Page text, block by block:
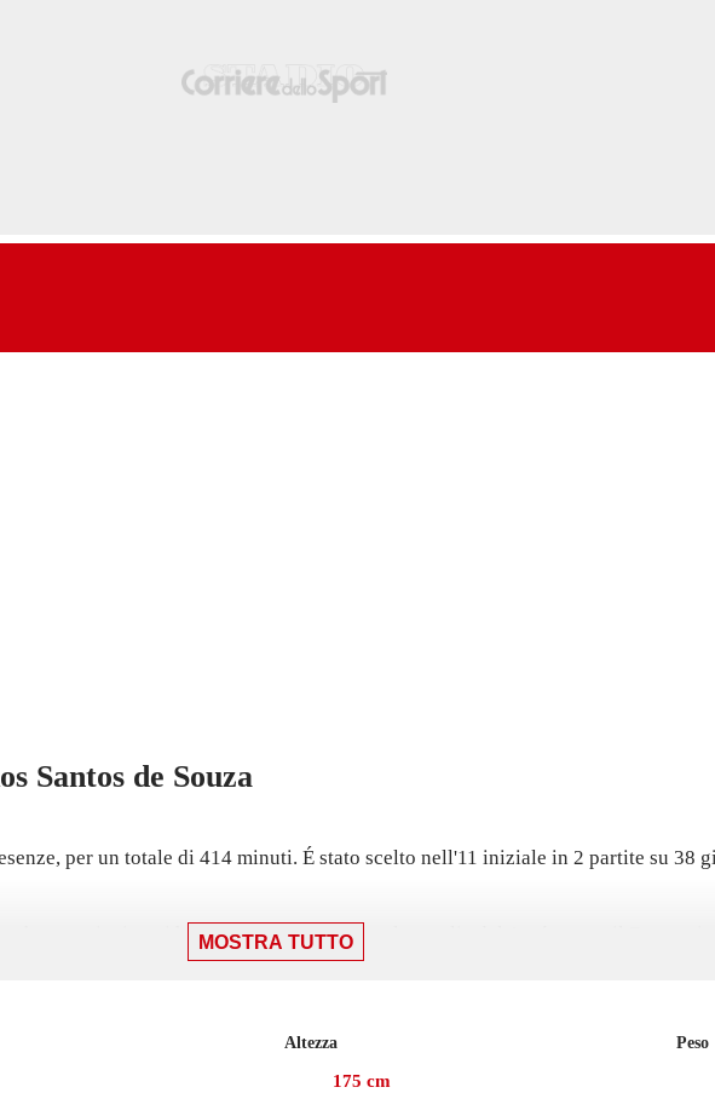
Santos de Souza
per un totale di 414 minuti. É stato scelto nell'11 iniziale in 2 partite su 38
partita in cui ha giocato 69 minuti con la maglia del Avaí contro il
un'esperienza in prestito con Kalba, con cui ha collezionato 8 presenze in
MOSTRA TUTTO
Altezza
175 cm
Peso